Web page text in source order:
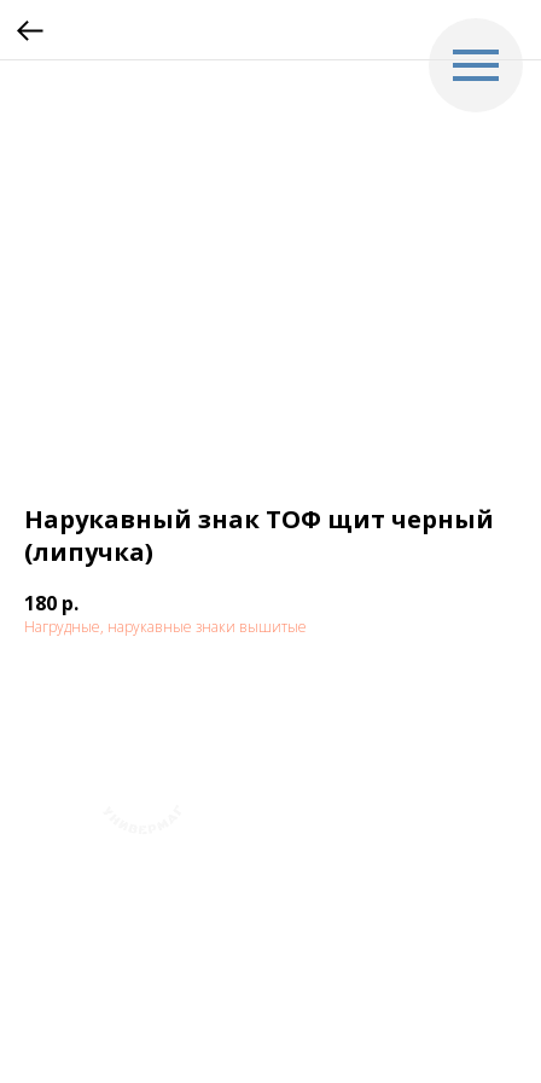
Нарукавный знак ТОФ щит черный
(липучка)
180 р.
Нагрудные, нарукавные знаки вышитые